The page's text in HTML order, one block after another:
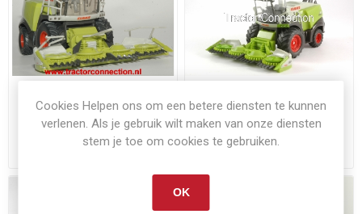
Claas Jaguar 960 Claas Jaguar 950
€28,00
Cookies Helpen ons om een betere diensten te kunnen
verlenen. Als je gebruik wilt maken van onze diensten
stem je toe om cookies te gebruiken.
OK